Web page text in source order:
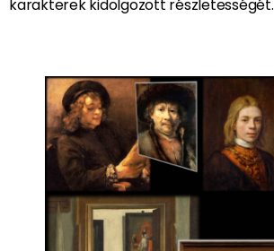
karakterek kidolgozott részletességét.